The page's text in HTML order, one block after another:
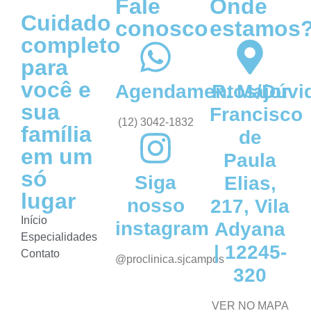
Cuidado
completo
para
você e
sua
família
em um
só
lugar
Início
Especialidades
Contato
Fale
conosco
Agendamentos/
(12) 3042-1832
Siga
nosso
instagram
@proclinica.sjcampos
Onde
R. Major
Francisco
de
Paula
Elias,
217, Vila
Adyana
| 12245-
320
VER NO MAPA